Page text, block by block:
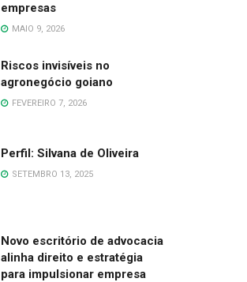
empresas
MAIO 9, 2026
Riscos invisíveis no
agronegócio goiano
FEVEREIRO 7, 2026
Perfil: Silvana de Oliveira
SETEMBRO 13, 2025
Novo escritório de advocacia
alinha direito e estratégia
para impulsionar empresa